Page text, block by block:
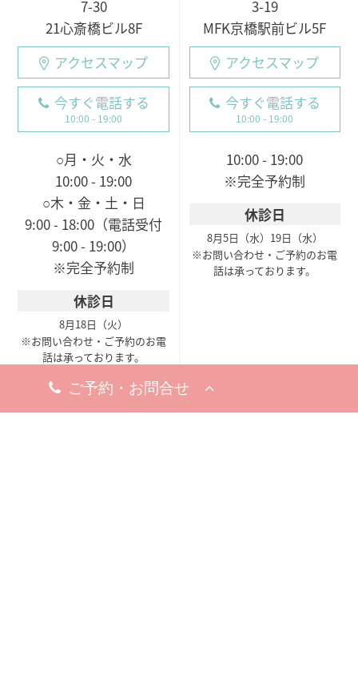
7-30
21心斎橋ビル8F
アクセスマップ
今すぐ電話する
10:00 - 19:00
○月・火・水
10:00 - 19:00
○木・金・土・日
9:00 - 18:00（電話受付
9:00 - 19:00）
※完全予約制
休診日
8月18日（火）
※お問い合わせ・ご予約のお電
話は承っております。
3-19
MFK京橋駅前ビル5F
アクセスマップ
今すぐ電話する
10:00 - 19:00
10:00 - 19:00
※完全予約制
休診日
8月5日（水） 19日（水）
※お問い合わせ・ご予約のお電
話は承っております。
梅田院
〒530-0002